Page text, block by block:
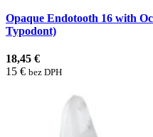
Opaque Endotooth 16 with
Typodont)
18,45 €
15 € bez DPH